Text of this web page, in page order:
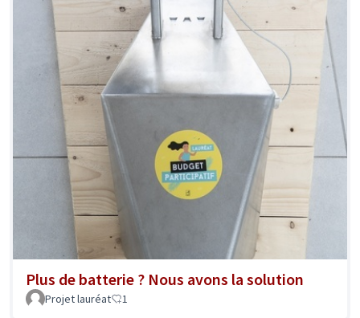
Plus de batterie ? Nous avons la solution
Projet lauréat 1